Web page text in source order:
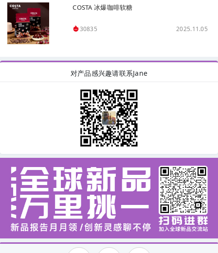
COSTA 冰爆咖啡软糖
30835 2025.11.05
对产品感兴趣请联系Jane